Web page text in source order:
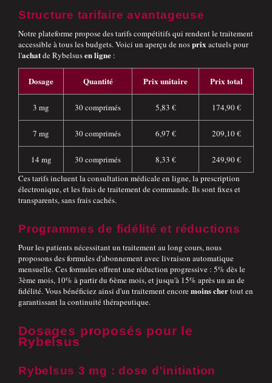
Structure tarifaire avantageuse
Notre plateforme propose des tarifs compétitifs qui rendent le traitement
accessible à tous les budgets. Voici un aperçu de nosprixactuels pour
l'achatde Rybelsusen ligne :
Dosage Quantité Prix unitaire Prix total
3 mg 30 comprimés 5,83 € 174,90 €
7 mg 30 comprimés 6,97 € 209,10 €
14 mg 30 comprimés 8,33 €
249,90 €
Ces tarifs incluent la consultation médicale en ligne, la prescription
électronique, et les frais de traitement de commande. Ils sont fixes et
transparents, sans frais cachés.
Programmes de fidélité et réductions
Pour les patients nécessitant un traitement au long cours, nous
proposons des formules d'abonnement avec livraison automatique
mensuelle. Ces formules offrent une réduction progressive : 5% dès le
3ème mois, 10% à partir du 6ème mois, et jusqu'à 15% après un an de
fidélité. Vous bénéficiez ainsi d'un traitement encoremoins chertout en
garantissant la continuité thérapeutique.
Dosages proposés pour le
Rybelsus
Rybelsus 3 mg : dose d'initiation